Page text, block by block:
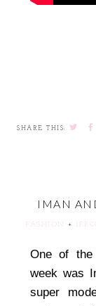
SHARE THIS:
IMAN
FASHION +
One of
week was
super